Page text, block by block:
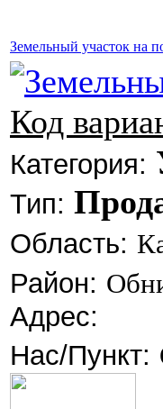
Земельный участок на
Код
Категория:
Тип:
Область:
Район:
Адрес:
Нас/Пункт: